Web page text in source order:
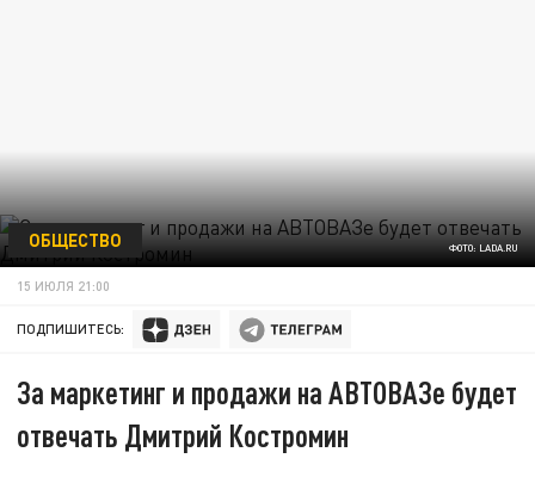
ФОТО: LADA.RU
ОБЩЕСТВО
15 ИЮЛЯ 21:00
ПОДПИШИТЕСЬ:
За маркетинг и продажи на АВТОВАЗе будет
отвечать Дмитрий Костромин